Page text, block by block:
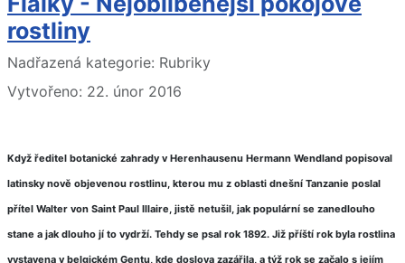
rostliny
Základní údaje
Nadřazená kategorie: Rubriky
Vytvořeno: 22. únor 2016
Když ředitel botanické zahrady v Herenhausenu Hermann Wendland popisoval
latinsky nově objevenou rostlinu, kterou mu z oblasti dnešní Tanzanie poslal
přítel Walter von Saint Paul Illaire, jistě netušil, jak populární se zanedlouho
stane a jak dlouho jí to vydrží. Tehdy se psal rok 1892. Již příští rok byla rostlina
vystavena v belgickém Gentu, kde doslova zazářila, a týž rok se začalo s jejím